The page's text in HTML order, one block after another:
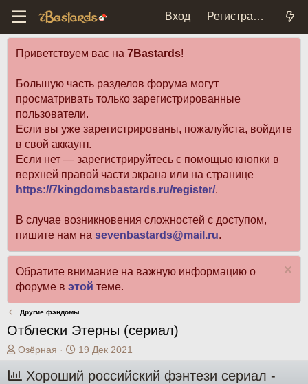
Вход Регистрация
Приветствуем вас на 7Bastards!
Большую часть разделов форума могут
просматривать только зарегистрированные
пользователи.
Если вы уже зарегистрированы, пожалуйста, войдите
в свой аккаунт.
Если нет — зарегистрируйтесь с помощью кнопки в
верхней правой части экрана или на странице
https://7kingdomsbastards.ru/register/.
В случае возникновения сложностей с доступом,
пишите нам на sevenbastards@mail.ru.
Обратите внимание на важную информацию о
форуме в этой теме.
Другие фэндомы
Отблески Этерны (сериал)
А
Озёрная
Д
т
19 Дек 2021
Хороший российский фэнтези сериал -